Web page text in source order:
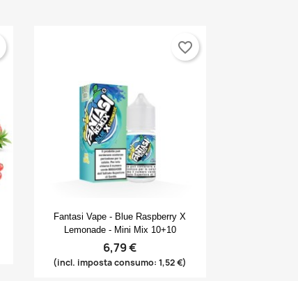
Anteprima
Fantasi Vape - Blue Raspberry X
Lemonade - Mini Mix 10+10
6,79 €
(incl. imposta consumo: 1,52 €)
favorite_border